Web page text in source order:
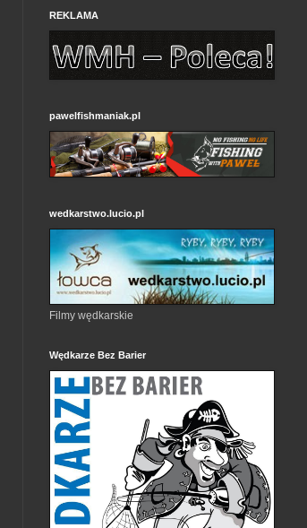
REKLAMA
pawelfishmaniak.pl
wedkarstwo.lucio.pl
Filmy wędkarskie
Wędkarze Bez Barier